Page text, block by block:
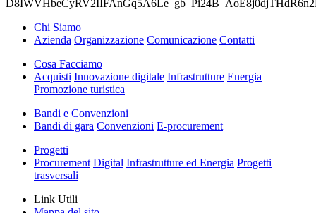
Chi Siamo
Azienda Organizzazione Comunicazione Contatti
Cosa Facciamo
Acquisti Innovazione digitale Infrastrutture Energia
Promozione turistica
Bandi e Convenzioni
Bandi di gara Convenzioni E-procurement
Progetti
Procurement Digital Infrastrutture ed Energia Progetti
trasversali
Link Utili